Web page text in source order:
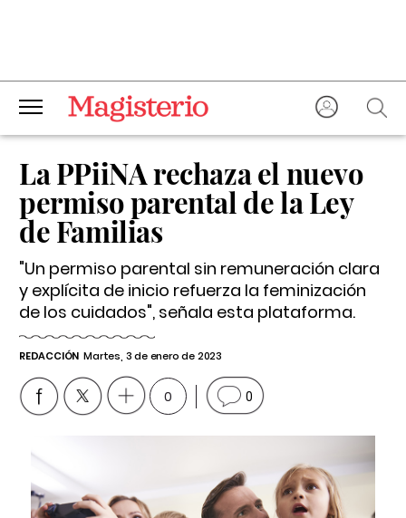
La PPiiNA rechaza el nuevo
permiso parental de la Ley
de Familias
"Un permiso parental sin remuneración clara
y explícita de inicio refuerza la feminización
de los cuidados", señala esta plataforma.
REDACCIÓN Martes, 3 de enero de 2023
0 0